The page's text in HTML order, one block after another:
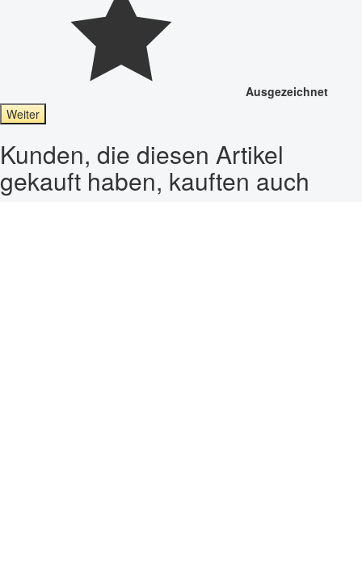
Ausgezeichnet
Weiter
Kunden, die diesen Artikel
gekauft haben, kauften auch